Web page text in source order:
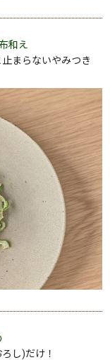
和え
まらないやみつき
し)だけ！